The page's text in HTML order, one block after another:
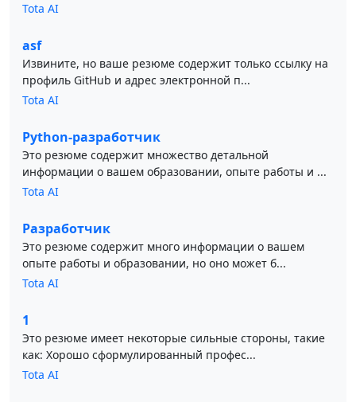
Tota AI
asf
Извините, но ваше резюме содержит только ссылку на
профиль GitHub и адрес электронной п...
Tota AI
Python-разработчик
Это резюме содержит множество детальной
информации о вашем образовании, опыте работы и ...
Tota AI
Разработчик
Это резюме содержит много информации о вашем
опыте работы и образовании, но оно может б...
Tota AI
1
Это резюме имеет некоторые сильные стороны, такие
как: Хорошо сформулированный профес...
Tota AI